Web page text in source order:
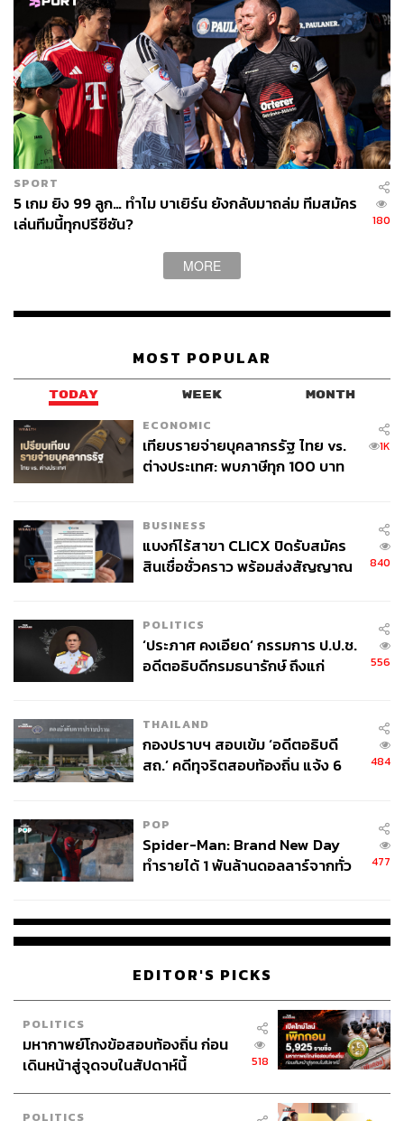
รายการต่างๆ เรามีข้อตกลงกับลีกฟุตบอลและสหภาพนัก
ฟุตบอลว่าเราไม่เห็นด้วยกับ Club World Cup
“ไม่ใช่เพราะการทำงานที่มากขึ้น แต่เพราะนักเตะหลายคนที่
ต้องไปเล่น ต้องคิดถึงนักเตะทุกคนที่ต้องไปเล่นรายการเหล่า
นี้ และต้องเหนื่อยล้ามากตอนจบ อีกทั้งสิทธิ์การถ่ายทอดสด
ของเรา มันบังคับให้เราต้องเปลี่ยนแปลงโปรแกรมการ
แข่งขัน
“มันเป็นปัญหาสำหรับระบบฟุตบอล เรากำลังพูดถึงลีกสำหรับ
นักฟุตบอล ที่ไม่มีใครถามเราเลยว่าควรจะมีไหม ไม่ได้ขอ
ขณะที่ ราฟินญา สตาร์ประจำทีมบาร์เซโลนา ซึ่งแม้จะไม่ได้
นักฟุตบอลว่า “อย่างไรเราก็ต้องไปเพราะเราต้องทำตามคำสั่ง
และต้องลงสนาม ในฐานะนักฟุตบอลที่เล่นในยุโรปแล้วการ
ต้องสละการพักร้อนเพื่อลงแข่งในรายการใหม่เป็นเรื่องที่
หนักหนามาก”
ในปัจจุบันนักฟุตบอลโดยเฉพาะในระดับสูงเหลือเวลาในการ
พักผ่อนน้อยลงอย่างน่าตกใจ เนื่องจากในช่วงหลายปีที่ผ่าน
มาได้มีการปรับเปลี่ยนและเพิ่มรายการแข่งขันเข้ามาใหม่ไม่
รายการชิงแชมป์สโมสรโลก
รายการยูฟ่าเนชันส์ลีก
การปรับรูปแบบรายการยูฟ่าแชมเปียนส์ลีก ยูโรปาลีก
ฟุตบอลโลกที่เตรียมจะปรับรูปแบบการแข่งขันเพิ่ม
จำนวนทีมเป็น 48 ทีมในปี 2026
โดยที่ทั้งหมดสิ่งที่เกิดขึ้นคือจำนวนเกมการแข่งขันที่ต้องลง
สนามที่เพิ่มมากขึ้น และเริ่มส่งผลต่อสภาพร่างกายของนัก
ฟุตบอลที่ถูกใช้งานอย่างหนัก และทำให้มีความกังวลในเรื่อง
ของสวัสดิภาพของนักฟุตบอลอย่างมาก
สิ่งที่เลวร้ายขึ้นไปอีกคือรายการชิงแชมป์สโมสรโลกที่จัดขึ้น
SPORT
5 เกม ยิง 99 ลูก… ทำไม บาเยิร์น ยังกลับมาถล่ม ทีมสมัคร
เล่นทีมนี้ทุกปรีซีซัน?
180
MORE
MOST POPULAR
TODAY WEEK MONTH
ECONOMIC
เทียบรายจ่ายบุคลากรรัฐ ไทย vs.
ต่างประเทศ: พบภาษีทุก 100 บาท
1K
BUSINESS
แบงก์ไร้สาขา CLICX ปิดรับสมัคร
สินเชื่อชั่วคราว พร้อมส่งสัญญาณ
840
POLITICS
‘ประภาศ คงเอียด’ กรรมการ ป.ป.ช.
อดีตอธิบดีกรมธนารักษ์ ถึงแก่
556
THAILAND
กองปราบฯ สอบเข้ม ‘อดีตอธิบดี
สถ.’ คดีทุจริตสอบท้องถิ่น แจ้ง 6
484
POP
Spider-Man: Brand New Day
ทำรายได้ 1 พันล้านดอลลาร์จากทั่ว
477
EDITOR'S PICKS
POLITICS
มหากาพย์โกงข้อสอบท้องถิ่น ก่อน
เดินหน้าสู่จุดจบในสัปดาห์นี้
518
POLITICS